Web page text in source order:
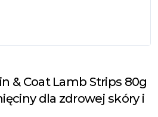
& Coat Lamb Strips 80g
dla zdrowej skóry i